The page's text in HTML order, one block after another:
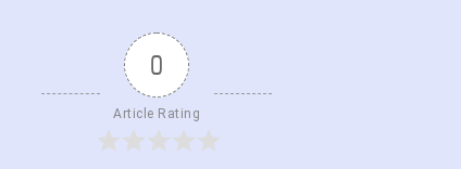
0
Article Rating